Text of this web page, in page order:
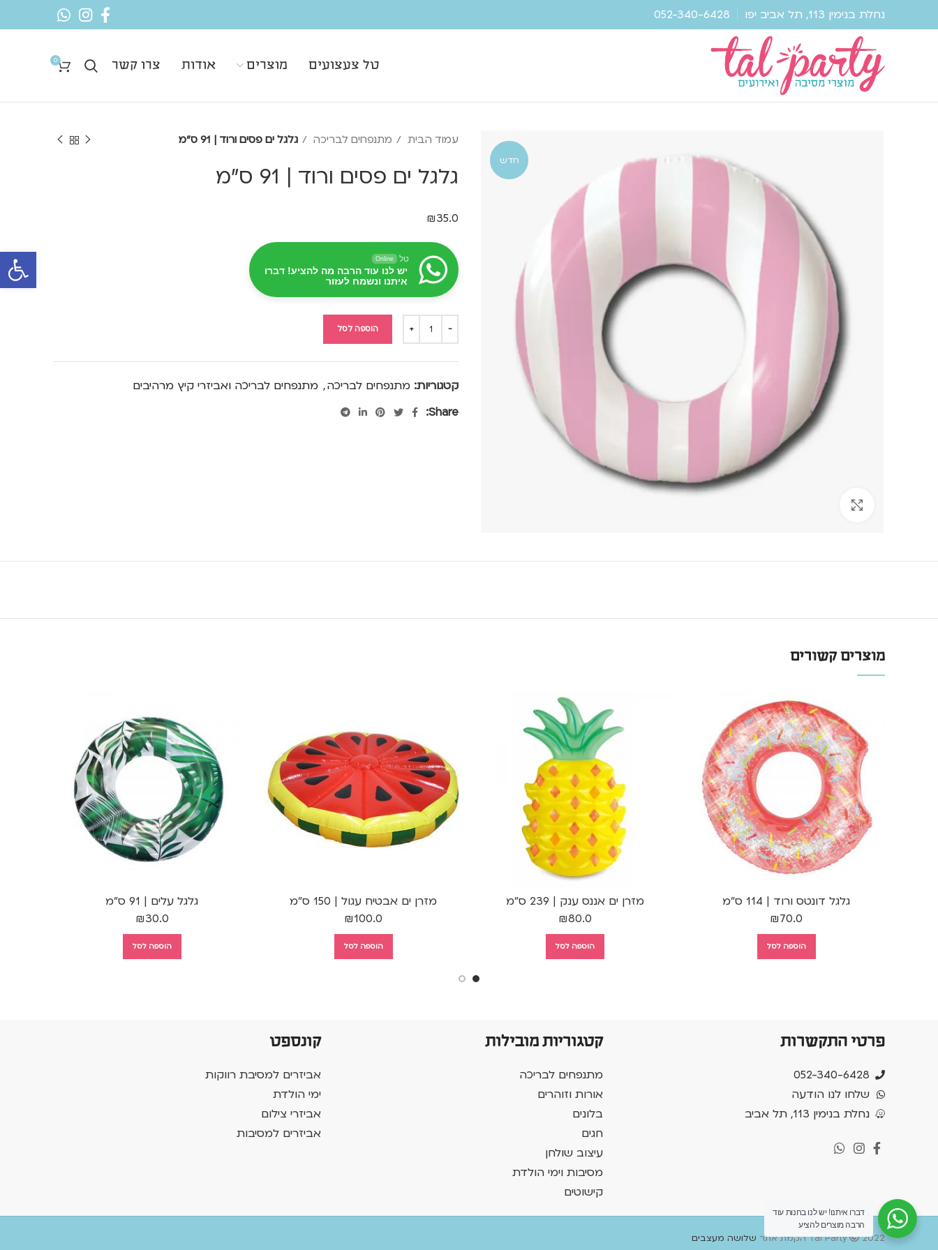
פתח
נחלת בנימין 113, תל אביב יפו 052-340-6428
טל צעצועים מוצרים אודות צרו קשר 0
חדש
עמוד הבית מתנפחים לבריכה גלגל ים פסים ורוד | 91 ס"מ
גלגל ים פסים ורוד | 91 ס"מ
₪35.0
טל Online
יש לנו עוד הרבה מה להציע! דברו
איתנו ונשמח לעזור
הוספה לסל
קטגוריות: מתנפחים לבריכה, מתנפחים לבריכה ואביזרי קיץ מרהיבים
Share:
מוצרים קשורים
גלגל דונטס ורוד | 114 ס"מ
₪70.0
הוספה לסל
מזרן ים אננס ענק | 239 ס"מ
₪80.0
הוספה לסל
מזרן ים אבטיח עגול | 150 ס"מ
₪100.0
הוספה לסל
גלגל עלים | 91 ס"מ
₪30.0
הוספה לסל
פרטי התקשרות
052-340-6428
שלחו לנו הודעה
נחלת בנימין 113, תל אביב
קטגוריות מובילות
מתנפחים לבריכה
אורות וזוהרים
בלונים
חגים
עיצוב שולחן
מסיבות וימי הולדת
קישוטים
קונספט
אביזרים למסיבת רווקות
ימי הולדת
אביזרי צילום
אביזרים למסיבות
Tal Party 2022 הקמת אתר שלושה מעצבים
דברו איתנו! יש לנו בחנות עוד
הרבה מוצרים להציע